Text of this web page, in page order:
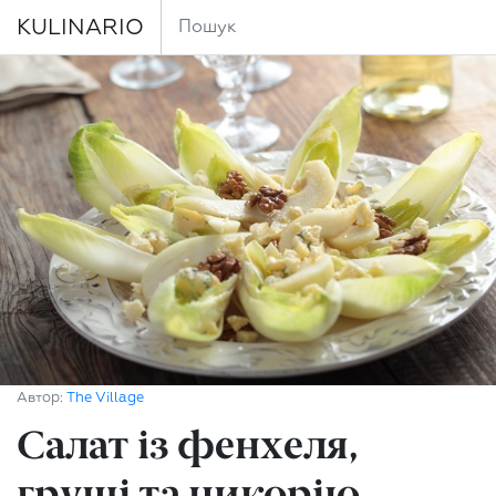
KULINARIO
Автор: The Village
Салат із фенхеля,